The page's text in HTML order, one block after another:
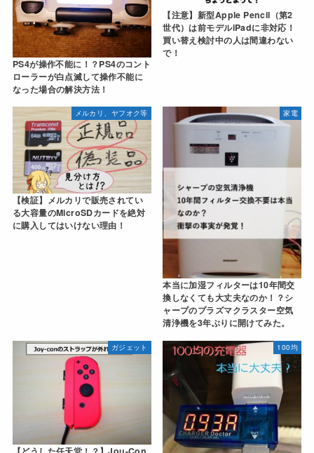
PS4が操作不能に！？PS4のコント
ローラーが白点滅して操作不能に
なった場合の解決方法！
【注意】新型Apple Pencil（第2
世代）は前モデルiPadに非対応！
買い替え検討中の人は間違わない
で！
メルカリ、ヤフオク等
【検証】メルカリで販売されてい
る大容量のMicroSDカードを絶対
に購入してはいけない理由！
家電
本当に加湿フィルターは10年間交
換しなくても大丈夫なのか！？シ
ャープのプラズマクラスター空気
清浄機を3年ぶりに開けてみた。
ガジェット 100均